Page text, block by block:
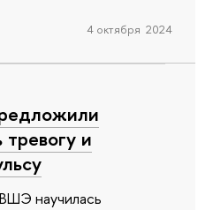
4 октября 2024
тревогу и
научилась